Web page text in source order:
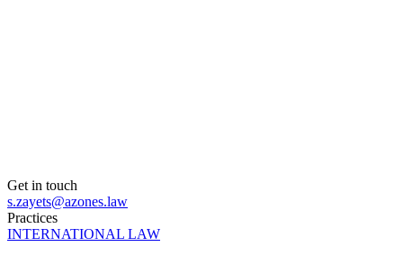
Get in touch
s.zayets@azones.law
Practices
INTERNATIONAL LAW